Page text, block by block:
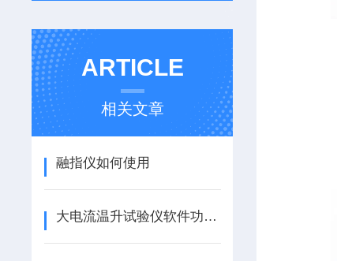
ARTICLE
相关文章
融指仪如何使用
大电流温升试验仪软件功能有哪些